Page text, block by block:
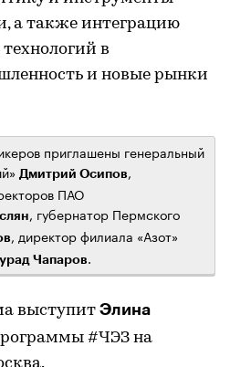
а также интеграцию
в
и новые рынки
приглашены генеральный
Дмитрий Осипов,
ПАО
, губернатор Пермского
, директор филиала «Азот»
Чапаров.
выступит Элина
#ЧЭЗ на